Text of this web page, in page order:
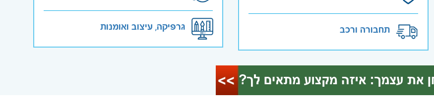
תחבורה ורכב גרפיקה, עיצוב ואומנות